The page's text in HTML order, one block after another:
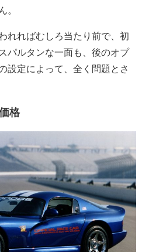
。
れればむしろ当たり前で、初
パルタンな一面も、後のオプ
設定によって、全く問題とさ
格